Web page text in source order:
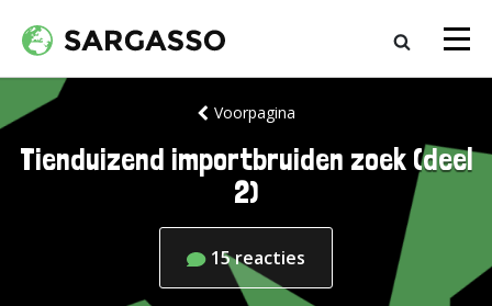
Voorpagina
Tienduizend importbruiden zoek (deel
2)
15reacties